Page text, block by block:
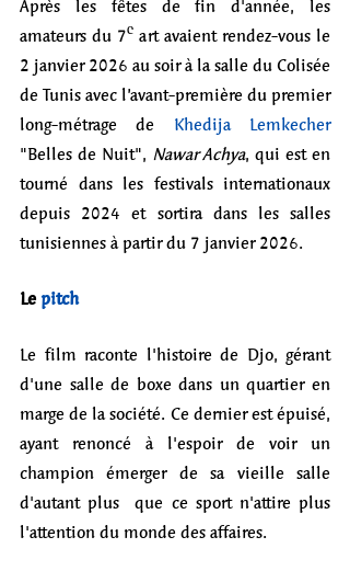
amateurs du 7ᵉ art avaient rendez-vous le
2 janvier 2026 au soir à la salle du Colisée
de Tunis avec l’avant-première du premier
long-métrage de Khedija Lemkecher
"Belles de Nuit", Nawar Achya, qui est en
tourné dans les festivals internationaux
depuis 2024 et sortira dans les salles
tunisiennes à partir du 7 janvier 2026.
Le pitch
Le film raconte l'histoire de Djo, gérant
d'une salle de boxe dans un quartier en
marge de la société. Ce dernier est épuisé,
ayant renoncé à l'espoir de voir un
champion émerger de sa vieille salle
d'autant plus  que ce sport n'attire plus
l'attention du monde des affaires.